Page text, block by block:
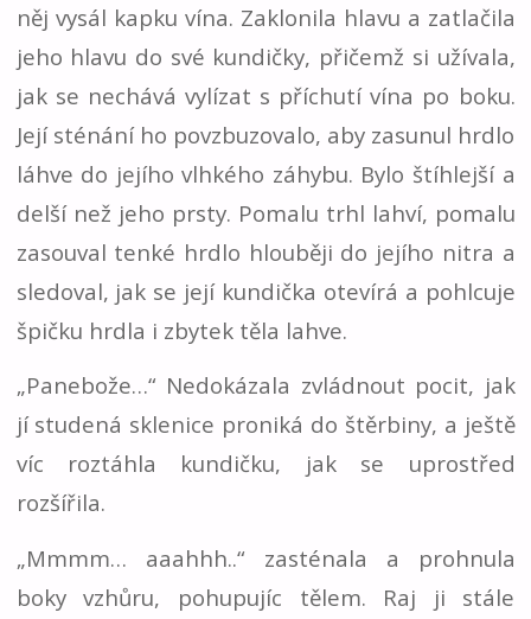
něj vysál kapku vína. Zaklonila hlavu a zatlačila
jeho hlavu do své kundičky, přičemž si užívala,
jak se nechává vylízat s příchutí vína po boku.
Její sténání ho povzbuzovalo, aby zasunul hrdlo
láhve do jejího vlhkého záhybu. Bylo štíhlejší a
delší než jeho prsty. Pomalu trhl lahví, pomalu
zasouval tenké hrdlo hlouběji do jejího nitra a
sledoval, jak se její kundička otevírá a pohlcuje
špičku hrdla i zbytek těla lahve.
„Panebože…“ Nedokázala zvládnout pocit, jak
jí studená sklenice proniká do štěrbiny, a ještě
víc roztáhla kundičku, jak se uprostřed
rozšířila.
„Mmmm… aaahhh..“ zasténala a prohnula
boky vzhůru, pohupujíc tělem. Raj ji stále